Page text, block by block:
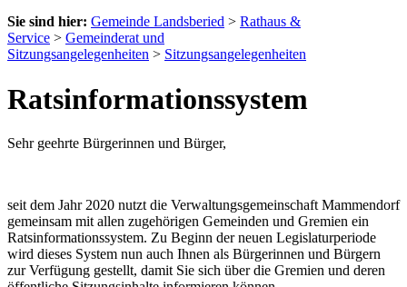
Sie sind hier: Gemeinde Landsberied > Rathaus &
Service > Gemeinderat und
Sitzungsangelegenheiten > Sitzungsangelegenheiten
Ratsinformationssystem
Sehr geehrte Bürgerinnen und Bürger,
seit dem Jahr 2020 nutzt die Verwaltungsgemeinschaft Mammendorf
gemeinsam mit allen zugehörigen Gemeinden und Gremien ein
Ratsinformationssystem. Zu Beginn der neuen Legislaturperiode
wird dieses System nun auch Ihnen als Bürgerinnen und Bürgern
zur Verfügung gestellt, damit Sie sich über die Gremien und deren